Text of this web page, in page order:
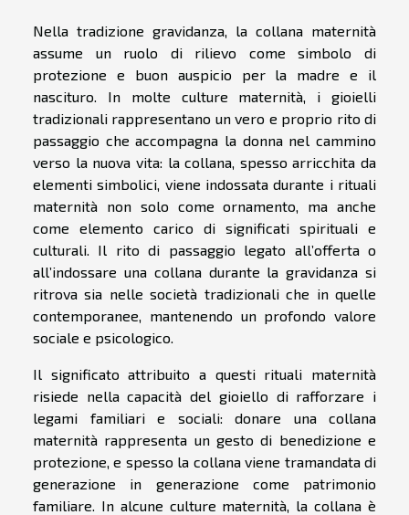
Nella tradizione gravidanza, la collana maternità
assume un ruolo di rilievo come simbolo di
protezione e buon auspicio per la madre e il
nascituro. In molte culture maternità, i gioielli
tradizionali rappresentano un vero e proprio rito di
passaggio che accompagna la donna nel cammino
verso la nuova vita: la collana, spesso arricchita da
elementi simbolici, viene indossata durante i rituali
maternità non solo come ornamento, ma anche
come elemento carico di significati spirituali e
culturali. Il rito di passaggio legato all’offerta o
all’indossare una collana durante la gravidanza si
ritrova sia nelle società tradizionali che in quelle
contemporanee, mantenendo un profondo valore
sociale e psicologico.
Il significato attribuito a questi rituali maternità
risiede nella capacità del gioiello di rafforzare i
legami familiari e sociali: donare una collana
maternità rappresenta un gesto di benedizione e
protezione, e spesso la collana viene tramandata di
generazione in generazione come patrimonio
familiare. In alcune culture maternità, la collana è